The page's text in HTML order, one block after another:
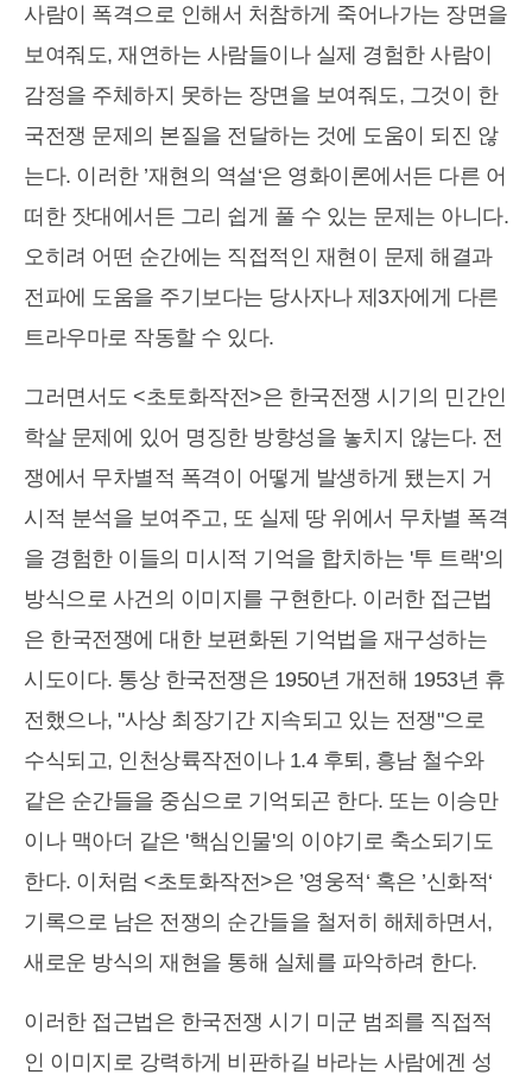
사람이 폭격으로 인해서 처참하게 죽어나가는 장면을
보여줘도, 재연하는 사람들이나 실제 경험한 사람이
감정을 주체하지 못하는 장면을 보여줘도, 그것이 한
국전쟁 문제의 본질을 전달하는 것에 도움이 되진 않
는다. 이러한 ’재현의 역설‘은 영화이론에서든 다른 어
떠한 잣대에서든 그리 쉽게 풀 수 있는 문제는 아니다.
오히려 어떤 순간에는 직접적인 재현이 문제 해결과
전파에 도움을 주기보다는 당사자나 제3자에게 다른
트라우마로 작동할 수 있다.
그러면서도 <초토화작전>은 한국전쟁 시기의 민간인
학살 문제에 있어 명징한 방향성을 놓치지 않는다. 전
쟁에서 무차별적 폭격이 어떻게 발생하게 됐는지 거
시적 분석을 보여주고, 또 실제 땅 위에서 무차별 폭격
을 경험한 이들의 미시적 기억을 합치하는 '투 트랙'의
방식으로 사건의 이미지를 구현한다. 이러한 접근법
은 한국전쟁에 대한 보편화된 기억법을 재구성하는
시도이다. 통상 한국전쟁은 1950년 개전해 1953년 휴
전했으나, "사상 최장기간 지속되고 있는 전쟁"으로
수식되고, 인천상륙작전이나 1.4 후퇴, 흥남 철수와
같은 순간들을 중심으로 기억되곤 한다. 또는 이승만
이나 맥아더 같은 '핵심인물'의 이야기로 축소되기도
한다. 이처럼 <초토화작전>은 ’영웅적‘ 혹은 ’신화적‘
기록으로 남은 전쟁의 순간들을 철저히 해체하면서,
새로운 방식의 재현을 통해 실체를 파악하려 한다.
이러한 접근법은 한국전쟁 시기 미군 범죄를 직접적
인 이미지로 강력하게 비판하길 바라는 사람에겐 성